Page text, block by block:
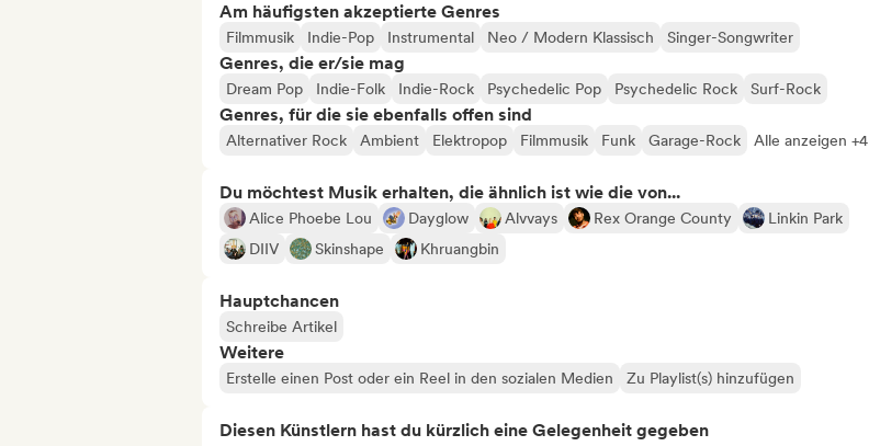
Am häufigsten akzeptierte Genres
Filmmusik Indie-Pop Instrumental Neo / Modern Klassisch Singer-Songwriter
Genres, die er/sie mag
Dream Pop Indie-Folk Indie-Rock Psychedelic Pop Psychedelic Rock Surf-Rock
Genres, für die sie ebenfalls offen sind
Alternativer Rock Ambient Elektropop Filmmusik Funk Garage-Rock Alle anzeigen +4
Du möchtest Musik erhalten, die ähnlich ist wie die von...
Alice Phoebe Lou Dayglow Alvvays Rex Orange County
Linkin Park
DIIV
Skinshape Khruangbin
Hauptchancen
Schreibe Artikel
Weitere
Erstelle einen Post oder ein Reel in den sozialen Medien Zu Playlist(s) hinzufügen
Diesen Künstlern hast du kürzlich eine Gelegenheit gegeben